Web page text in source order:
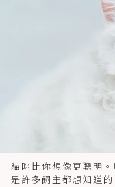
貓咪比你想像更聰明
是許多飼主都想知道